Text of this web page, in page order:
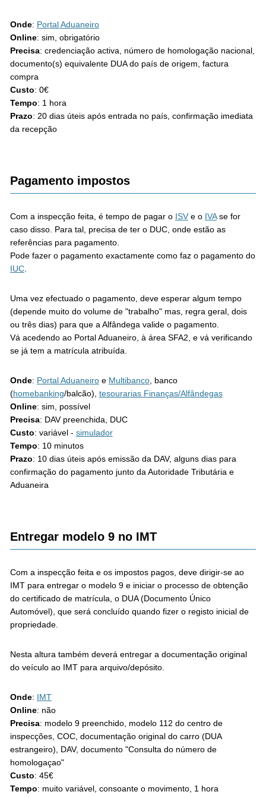
Onde: Portal Aduaneiro
Online: sim, obrigatório
Precisa: credenciação activa, número de homologação nacional,
documento(s) equivalente DUA do país de origem, factura
compra
Custo: 0€
Tempo: 1 hora
Prazo: 20 dias úteis após entrada no país, confirmação imediata
da recepção
Pagamento impostos
Com a inspecção feita, é tempo de pagar o ISVe o IVAse for
caso disso. Para tal, precisa de ter o DUC, onde estão as
referências para pagamento.
Pode fazer o pagamento exactamente como faz o pagamento do
IUC.
Uma vez efectuado o pagamento, deve esperar algum tempo
(depende muito do volume de "trabalho" mas, regra geral, dois
ou três dias) para que a Alfândega valide o pagamento.
Vá acedendo ao Portal Aduaneiro, à área SFA2, e vá verificando
se já tem a matrícula atribuída.
Onde: Portal Aduaneiroe Multibanco, banco
(homebanking/balcão), tesourarias Finanças/Alfândegas
Online: sim, possível
Precisa: DAV preenchida, DUC
Custo: variável - simulador
Tempo: 10 minutos
Prazo: 10 dias úteis após emissão da DAV, alguns dias para
confirmação do pagamento junto da Autoridade Tributária e
Aduaneira
Entregar modelo 9 no IMT
Com a inspecção feita e os impostos pagos, deve dirigir-se ao
IMT para entregar o modelo 9 e iniciar o processo de obtenção
do certificado de matrícula, o DUA (Documento Único
Automóvel), que será concluído quando fizer o registo inicial de
propriedade.
Nesta altura também deverá entregar a documentação original
do veículo ao IMT para arquivo/depósito.
Onde: IMT
Online: não
Precisa: modelo 9 preenchido, modelo 112 do centro de
inspecções, COC, documentação original do carro (DUA
estrangeiro), DAV, documento "Consulta do número de
homologaçao"
Custo: 45€
Tempo: muito variável, consoante o movimento, 1 hora